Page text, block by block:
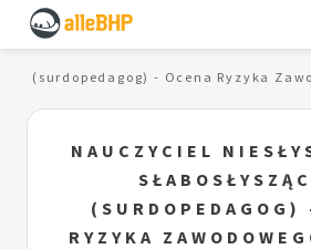
(surdopedagog) - Ocena Ryzyka
NAUCZYCIEL
(SURDOPEDAGOG)
RYZYKA